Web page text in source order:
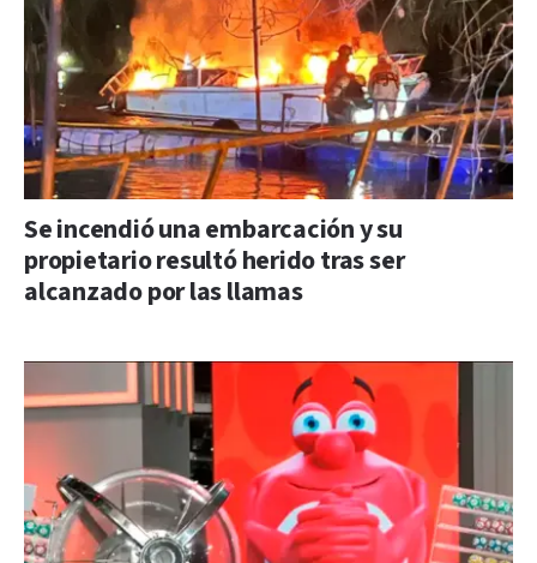
Se incendió una embarcación y su
propietario resultó herido tras ser
alcanzado por las llamas